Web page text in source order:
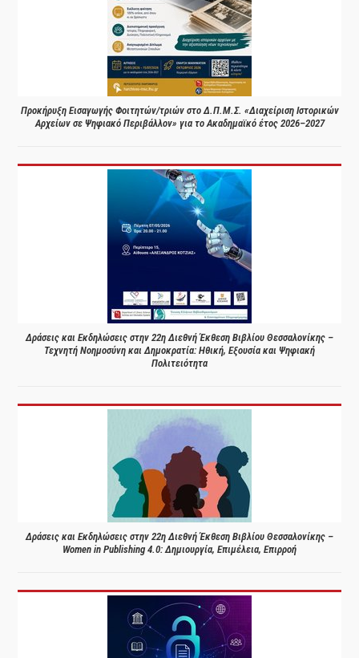
Προκήρυξη Εισαγωγής Φοιτητών/τριών στο Δ.Π.Μ.Σ. «Διαχείριση Ιστορικών
Αρχείων σε Ψηφιακό Περιβάλλον» για το Ακαδημαϊκό έτος 2026–2027
Δράσεις και Εκδηλώσεις στην 22η Διεθνή Έκθεση Βιβλίου Θεσσαλονίκης –
Τεχνητή Νοημοσύνη και Δημοκρατία: Ηθική, Εξουσία και Ψηφιακή
Πολιτειότητα
Δράσεις και Εκδηλώσεις στην 22η Διεθνή Έκθεση Βιβλίου Θεσσαλονίκης –
Women in Publishing 4.0: Δημιουργία, Επιμέλεια, Επιρροή